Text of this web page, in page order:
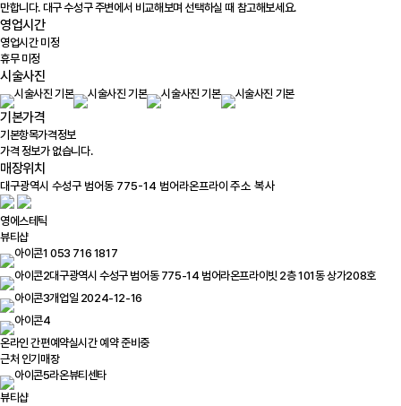
만합니다. 대구 수성구 주변에서 비교해보며 선택하실 때 참고해보세요.
영업시간
영업시간 미정
휴무 미정
시술사진
기본가격
기본항목가격정보
가격 정보가 없습니다.
매장위치
주소 복사
영에스테틱
뷰티샵
053 716 1817
대구광역시 수성구 범어동 775-14 범어라온프라이빗 2층 101동 상가208호
개업일 2024-12-16
온라인 간편예약실시간 예약 준비중
근처 인기매장
라온뷰티센타
뷰티샵